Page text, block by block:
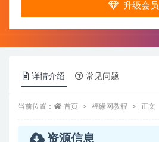
升级会员
详情介绍 常见问题
当前位置： 首页 福缘网教程 正文
资源信息